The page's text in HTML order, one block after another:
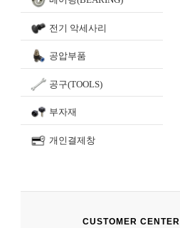
전기 악세사리
공압부품
공구(TOOLS)
부자재
개인결제창
CUSTOMER CENTER